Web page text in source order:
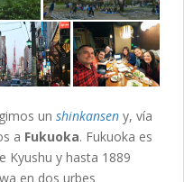
un shinkansen y, vía
a Fukuoka. Fukuoka es
Kyushu y hasta 1889
en dos urbes